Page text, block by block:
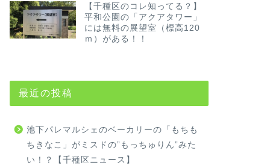
【千種区のコレ知ってる？】
平和公園の「アクアタワー」
には無料の展望室（標高120
ｍ）がある！！
最近の投稿
池下パレマルシェのベーカリーの「もちも
ちきなこ」がミスドの”もっちゅりん”みた
い！？【千種区ニュース】